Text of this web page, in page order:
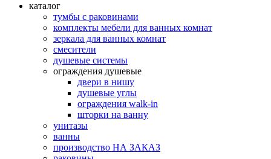
каталог
тумбы с раковинами
комплекты мебели для ванных комнат
зеркала для ванных комнат
смесители
душевые системы
ограждения душевые
двери в нишу
душевые углы
ограждения walk-in
шторки на ванну
унитазы
ванны
производство НА ЗАКАЗ